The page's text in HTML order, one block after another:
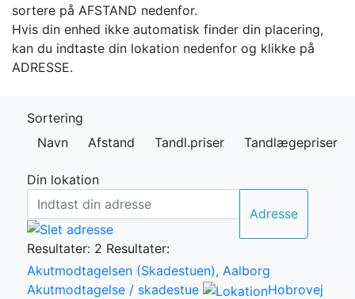
sortere på AFSTAND nedenfor.
Hvis din enhed ikke automatisk finder din placering,
kan du indtaste din lokation nedenfor og klikke på
ADRESSE.
Sortering
Navn
Afstand Tandl.priser Tandlægepriser
Din lokation
Adresse
Resultater: 2 Resultater:
Akutmodtagelsen (Skadestuen), Aalborg
Akutmodtagelse / skadestue
Hobrovej